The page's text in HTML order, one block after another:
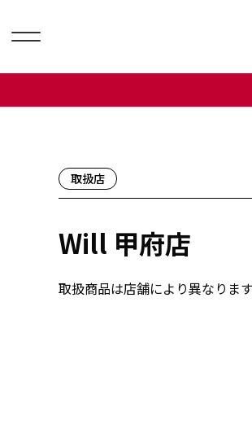
取扱店
Will 甲府店
取扱商品は店舗により異なりま